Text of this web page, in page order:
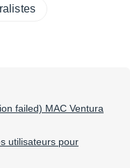
failed) MAC Ventura
utilisateurs pour